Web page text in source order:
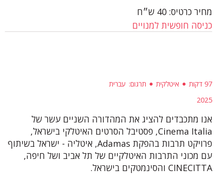
מחיר כרטיס: 40 ש״ח
כניסה חופשית למנויים
97 דקות איטלקית תרגום עברית
2025
אנו מתכבדים להציג את המהדורה השניים עשר של
Cinema Italia, פסטיבל הסרטים האיטלקי בישראל,
פרויקט תרבות בהפקת Adamas, איטליה - ישראל בשיתוף
עם מכוני התרבות האיטלקיים של תל אביב ושל חיפה,
CINECITTA והסינמטקים בישראל.